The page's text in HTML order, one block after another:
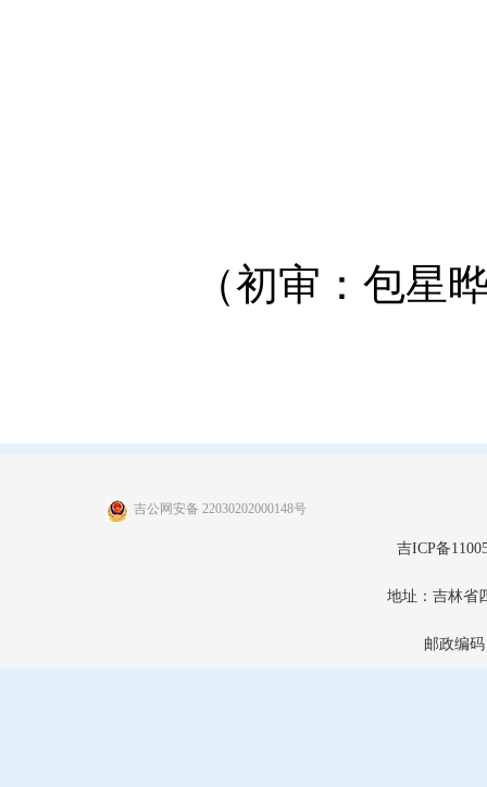
（初审：包星
吉公网安备 22030202000148号
吉ICP备
地址：吉林省
邮政编码